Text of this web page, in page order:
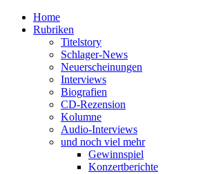
Home
Rubriken
Titelstory
Schlager-News
Neuerscheinungen
Interviews
Biografien
CD-Rezension
Kolumne
Audio-Interviews
und noch viel mehr
Gewinnspiel
Konzertberichte